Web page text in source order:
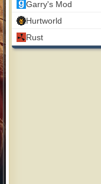
Garry's Mod
Hurtworld
Rust